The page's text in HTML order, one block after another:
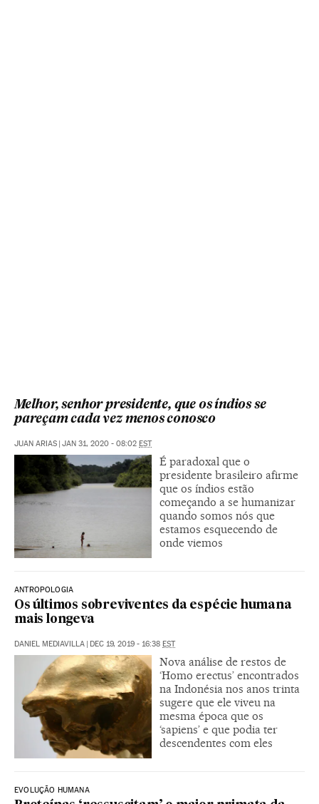
Melhor, senhor presidente, que os índios se
pareçam cada vez menos conosco
JUAN ARIAS | JAN 31, 2020 - 08:02 EST
É paradoxal que o
presidente brasileiro afirme
que os índios estão
começando a se humanizar
quando somos nós que
estamos esquecendo de
onde viemos
ANTROPOLOGIA
Os últimos sobreviventes da espécie humana
mais longeva
DANIEL MEDIAVILLA | DEC 19, 2019 - 16:38 EST
Nova análise de restos de
‘Homo erectus’ encontrados
na Indonésia nos anos trinta
sugere que ele viveu na
mesma época que os
‘sapiens’ e que podia ter
descendentes com eles
EVOLUÇÃO HUMANA